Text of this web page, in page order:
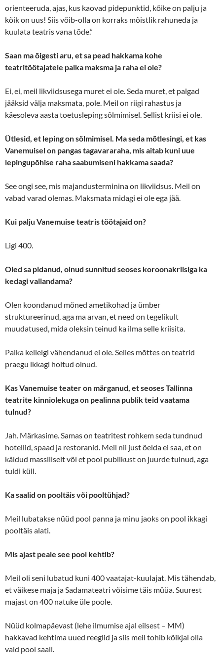
orienteeruda, ajas, kus kaovad pidepunktid, kõike on palju ja
kõik on uus! Siis võib-olla on korraks mõistlik rahuneda ja
kuulata teatris vana tõde.”
Saan ma õigesti aru, et sa pead hakkama kohe
teatritöötajatele palka maksma ja raha ei ole?
Ei, ei, meil likviidsusega muret ei ole. Seda muret, et palgad
jääksid välja maksmata, pole. Meil on riigi rahastus ja
käesoleva aasta toetusleping sõlmimisel. Sellist kriisi ei ole.
Ütlesid, et leping on sõlmimisel. Ma seda mõtlesingi, et kas
Vanemuisel on pangas tagavararaha, mis aitab kuni uue
lepingupõhise raha saabumiseni hakkama saada?
See ongi see, mis majandusterminina on likviidsus. Meil on
vabad varad olemas. Maksmata midagi ei ole ega jää.
Kui palju Vanemuise teatris töötajaid on?
Ligi 400.
Oled sa pidanud, olnud sunnitud seoses koroonakriisiga ka
kedagi vallandama?
Olen koondanud mõned ametikohad ja ümber
struktureerinud, aga ma arvan, et need on tegelikult
muudatused, mida oleksin teinud ka ilma selle kriisita.
Palka kellelgi vähendanud ei ole. Selles mõttes on teatrid
praegu ikkagi hoitud olnud.
Kas Vanemuise teater on märganud, et seoses Tallinna
teatrite kinniolekuga on pealinna publik teid vaatama
tulnud?
Jah. Märkasime. Samas on teatritest rohkem seda tundnud
hotellid, spaad ja restoranid. Meil nii just öelda ei saa, et on
käidud massiliselt või et pool publikust on juurde tulnud, aga
tuldi küll.
Ka saalid on pooltäis või pooltühjad?
Meil lubatakse nüüd pool panna ja minu jaoks on pool ikkagi
pooltäis alati.
Mis ajast peale see pool kehtib?
Meil oli seni lubatud kuni 400 vaatajat-kuulajat. Mis tähendab,
et väikese maja ja Sadamateatri võisime täis müüa. Suurest
majast on 400 natuke üle poole.
Nüüd kolmapäevast (lehe ilmumise ajal eilsest – MM)
hakkavad kehtima uued reeglid ja siis meil tohib kõikjal olla
vaid pool saali.